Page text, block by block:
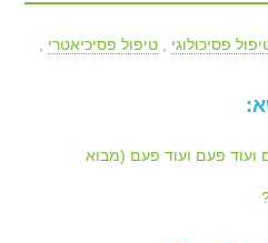
פסיכולוגי ,טיפול פסיכיאטרי
ועוד פעם ועוד פעם (מבוא